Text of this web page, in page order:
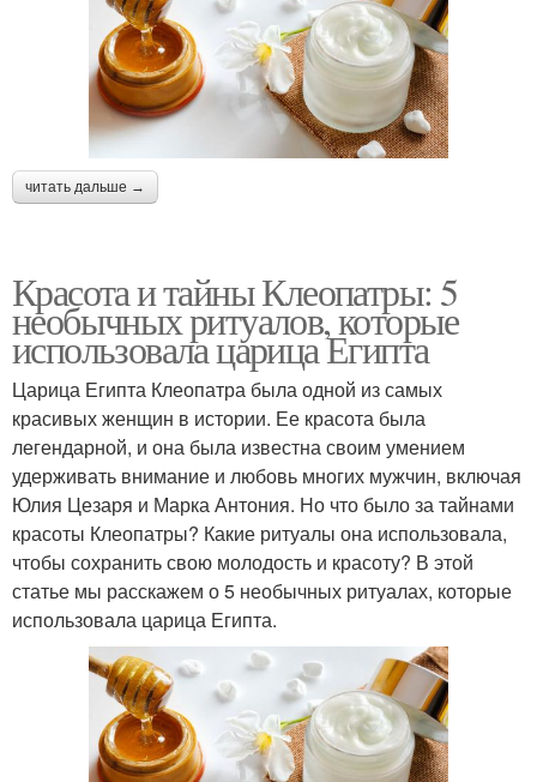
читать дальше →
Красота и тайны Клеопатры: 5
необычных ритуалов, которые
использовала царица Египта
Царица Египта Клеопатра была одной из самых
красивых женщин в истории. Ее красота была
легендарной, и она была известна своим умением
удерживать внимание и любовь многих мужчин, включая
Юлия Цезаря и Марка Антония. Но что было за тайнами
красоты Клеопатры? Какие ритуалы она использовала,
чтобы сохранить свою молодость и красоту? В этой
статье мы расскажем о 5 необычных ритуалах, которые
использовала царица Египта.